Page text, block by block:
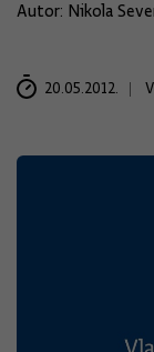
Autor: Nikola
20.05.2012.